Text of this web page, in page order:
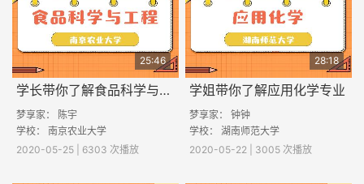
25:46
学长带你了解食品科学与工程专业
梦享家： 陈宇
学校： 南京农业大学
2020-05-25 | 6303 次播放
28:18
学姐带你了解应用化学专业
梦享家： 钟钟
学校： 湖南师范大学
2020-05-22 | 3005 次播放